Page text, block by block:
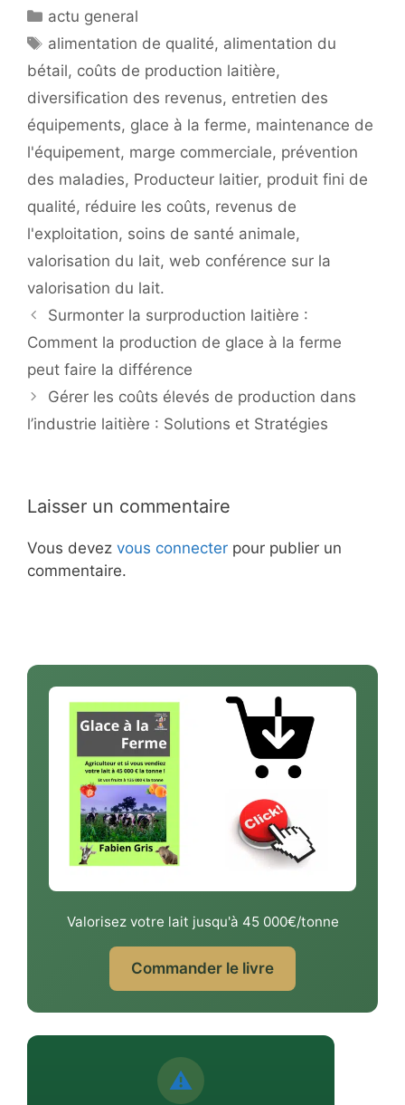
Catégories
actu general
Étiquettes
alimentation de qualité, alimentation du
bétail, coûts de production laitière,
diversification des revenus, entretien des
équipements, glace à la ferme, maintenance de
l'équipement, marge commerciale, prévention
des maladies, Producteur laitier, produit fini de
qualité, réduire les coûts, revenus de
l'exploitation, soins de santé animale,
valorisation du lait, web conférence sur la
valorisation du lait.
Surmonter la surproduction laitière :
Comment la production de glace à la ferme
peut faire la différence
Gérer les coûts élevés de production dans
l’industrie laitière : Solutions et Stratégies
Laisser un commentaire
Vous devez vous connecter pour publier un
commentaire.
Valorisez votre lait jusqu'à 45 000€/tonne
Commander le livre
⚠️